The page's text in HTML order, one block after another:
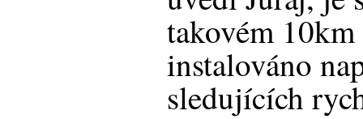
takovém
instalováno
sledujících